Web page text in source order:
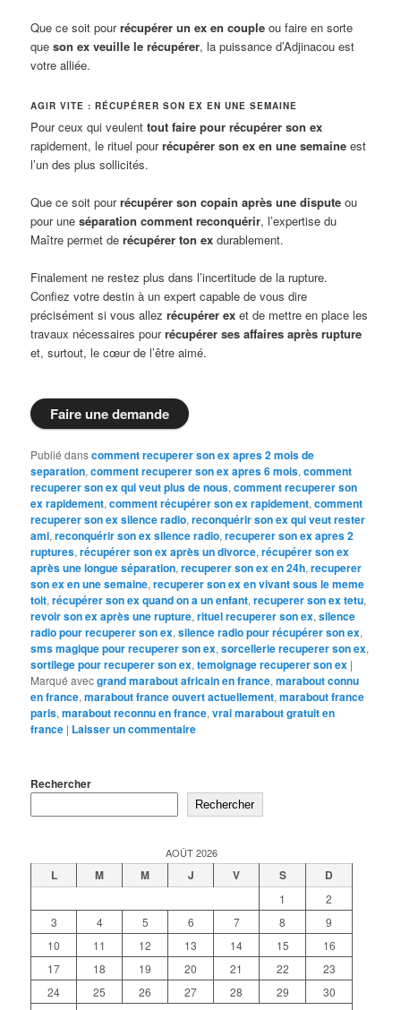
Que ce soit pourrécupérer un ex en couple ou faire en sorte
queson ex veuille le récupérer, la puissance d’Adjinacou est
votre alliée.
AGIR VITE : RÉCUPÉRER SON EX EN UNE SEMAINE
Pour ceux qui veulenttout faire pour récupérer son ex
rapidement, le rituel pourrécupérer son ex en une semaine est
l’un des plus sollicités.
Que ce soit pourrécupérer son copain après une dispute ou
pour uneséparation comment reconquérir, l’expertise du
Maître permet derécupérer ton ex durablement.
Finalement ne restez plus dans l’incertitude de la rupture.
Confiez votre destin à un expert capable de vous dire
précisément si vous allezrécupérer ex et de mettre en place les
travaux nécessaires pourrécupérer ses affaires après rupture
et, surtout, le cœur de l’être aimé.
Faire une demande
Publié danscomment recuperer son ex apres 2 mois de
separation,comment recuperer son ex apres 6 mois,comment
recuperer son ex qui veut plus de nous,comment recuperer son
ex rapidement,comment récupérer son ex rapidement,comment
recuperer son ex silence radio,reconquérir son ex qui veut rester
ami,reconquérir son ex silence radio,recuperer son ex apres 2
ruptures,récupérer son ex après un divorce,récupérer son ex
après une longue séparation,recuperer son ex en 24h,recuperer
son ex en une semaine,recuperer son ex en vivant sous le meme
toit,récupérer son ex quand on a un enfant,recuperer son ex tetu,
revoir son ex après une rupture,rituel recuperer son ex,silence
radio pour recuperer son ex,silence radio pour récupérer son ex,
sms magique pour recuperer son ex,sorcellerie recuperer son ex,
sortilege pour recuperer son ex,temoignage recuperer son ex |
Marqué avecgrand marabout africain en france,marabout connu
en france,marabout france ouvert actuellement,marabout france
paris,marabout reconnu en france,vrai marabout gratuit en
france | Laisser un commentaire
Rechercher
Rechercher
AOÛT 2026
L M M J V S D
1
2
3
4 5 6 7 8
9
10
11 12 13 14 15
16
17
18 19 20 21 22
23
24
25 26 27 28 29
30